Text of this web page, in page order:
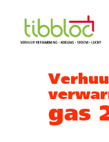
gas